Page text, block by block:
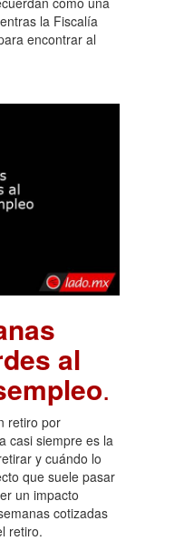
la Fiscalía
encontrar al
al
.
retiro por
casi siempre es la
y cuándo lo
que suele pasar
un impacto
cotizadas
retiro.